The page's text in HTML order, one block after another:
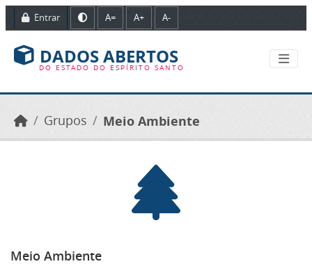
Ir para o conteúdo principal
Entrar A= A+ A-
DADOS ABERTOS
DO ESTADO DO ESPÍRITO SANTO
Grupos Meio Ambiente
Meio Ambiente